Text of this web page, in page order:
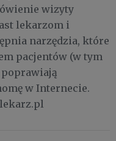
wizyty
lekarzom i
narzędzia, które
pacjentów (w tym
w Internecie.